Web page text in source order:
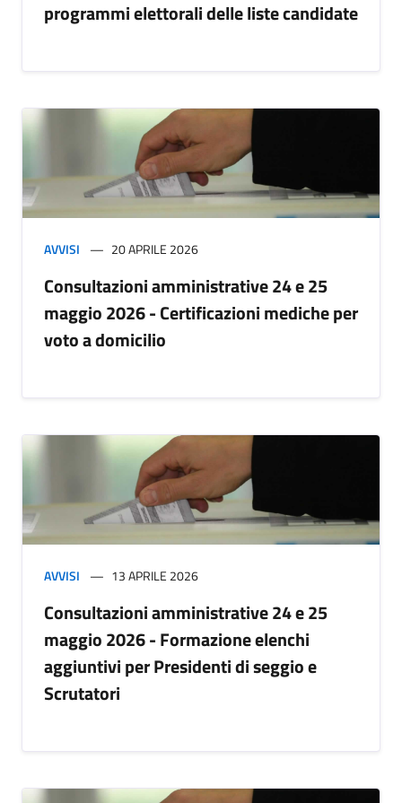
programmi elettorali delle liste candidate
AVVISI 20 APRILE 2026
Consultazioni amministrative 24 e 25
maggio 2026 - Certificazioni mediche per
voto a domicilio
AVVISI 13 APRILE 2026
Consultazioni amministrative 24 e 25
maggio 2026 - Formazione elenchi
aggiuntivi per Presidenti di seggio e
Scrutatori